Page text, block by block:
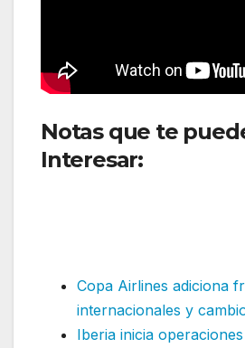
Notas que te
Interesar:
Copa Airlines adiciona
internacionales y
Iberia inicia